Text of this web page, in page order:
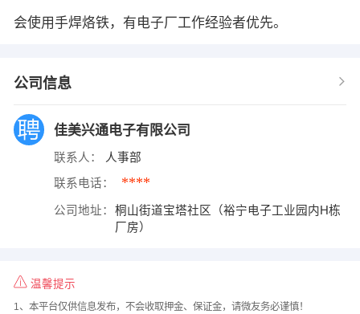
会使用手焊烙铁，有电子厂工作经验者优先。
公司信息
佳美兴通电子有限公司
联系人： 人事部
联系电话： ****
公司地址：
桐山街道宝塔社区（裕宁电子工业园内H栋
厂房）
温馨提示
1、本平台仅供信息发布，不会收取押金、保证金，请微友务必谨慎！